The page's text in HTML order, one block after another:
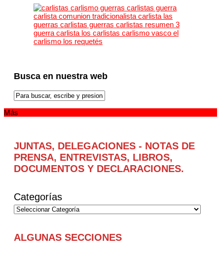
Busca en nuestra web
Más
JUNTAS, DELEGACIONES - NOTAS DE
PRENSA, ENTREVISTAS, LIBROS,
DOCUMENTOS Y DECLARACIONES.
Categorías
ALGUNAS SECCIONES